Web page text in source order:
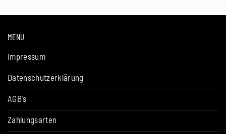
MENU
Impressum
Datenschutzerklärung
AGB's
Zahlungsarten